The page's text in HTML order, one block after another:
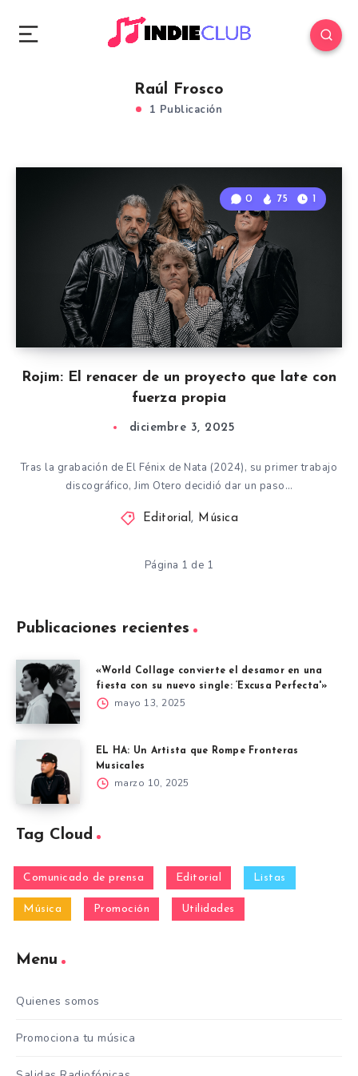
Raúl Frosco
1 Publicación
Rojim: El renacer de un proyecto que late con
fuerza propia
0 75 1
diciembre 3, 2025
Tras la grabación de El Fénix de Nata (2024), su primer trabajo
discográfico, Jim Otero decidió dar un paso…
Editorial, Música
Página 1 de 1
Publicaciones recientes
«World Collage convierte el desamor en una
fiesta con su nuevo single: ‘Excusa Perfecta'»
mayo 13, 2025
EL HA: Un Artista que Rompe Fronteras
Musicales
marzo 10, 2025
Tag Cloud
Comunicado de prensa Editorial Listas
Música Promoción Utilidades
Menu
Quienes somos
Promociona tu música